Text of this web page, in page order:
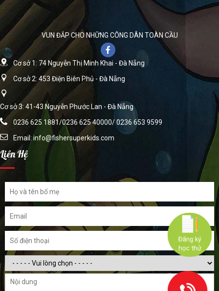
Đăng ký
học thử
VUN ĐẮP CHO NHỮNG CÔNG DÂN TOÀN CẦU
Cơ sở 1: 74 Nguyễn Thị Minh Khai - Đà Nẵng
Cơ sở 2: 453 Điện Biên Phủ - Đà Nẵng
Cơ sở 3: 41-43 Nguyễn Phước Lan - Đà Nẵng
0236 625 1881/0236 625 40000/ 0236 653 9599
Email:info@fishersuperkids.com
Liên Hệ